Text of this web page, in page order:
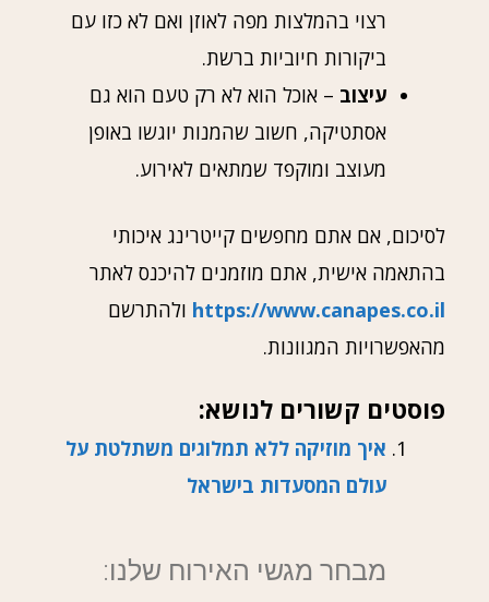
רצוי בהמלצות מפה לאוזן ואם לא כזו עם
ביקורות חיוביות ברשת.
עיצוב – אוכל הוא לא רק טעם הוא גם
אסתטיקה, חשוב שהמנות יוגשו באופן
מעוצב ומוקפד שמתאים לאירוע.
לסיכום, אם אתם מחפשים קייטרינג איכותי
בהתאמה אישית, אתם מוזמנים להיכנס לאתר
https://www.canapes.co.il ולהתרשם
מהאפשרויות המגוונות.
פוסטים קשורים לנושא:
איך מוזיקה ללא תמלוגים משתלטת על
עולם המסעדות בישראל
מבחר מגשי האירוח שלנו: